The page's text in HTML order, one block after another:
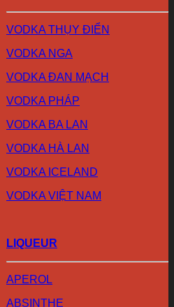
VODKA THỤY ĐIỂN
VODKA NGA
VODKA ĐAN MẠCH
VODKA PHÁP
VODKA BA LAN
VODKA HÀ LAN
VODKA ICELAND
VODKA VIỆT NAM
LIQUEUR
APEROL
ABSINTHE